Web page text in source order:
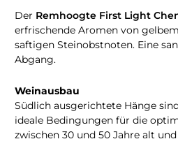
Der Remhoogte First Light
erfrischende Aromen von
saftigen Steinobstnoten. Eine
Abgang.
Weinausbau
Südlich ausgerichtete Hänge
ideale Bedingungen für die
zwischen 30 und 50 Jahre alt